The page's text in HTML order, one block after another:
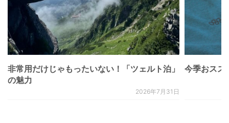
非常用だけじゃもったいない！「ツェルト泊」
の魅力
2026年7月31日
今季おスス